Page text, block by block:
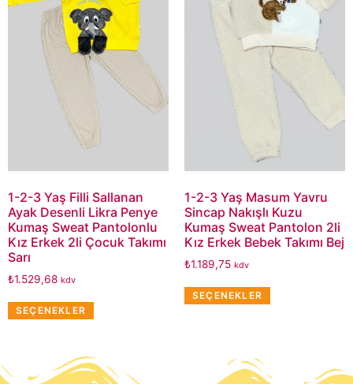
1-2-3 Yaş Filli Sallanan
Ayak Desenli Likra Penye
Kumaş Sweat Pantolonlu
Kız Erkek 2li Çocuk Takımı
Sarı
₺1.529,68 kdv
SEÇENEKLER
1-2-3 Yaş Masum Yavru
Sincap Nakışlı Kuzu
Kumaş Sweat Pantolon 2li
Kız Erkek Bebek Takımı Bej
₺1.189,75 kdv
SEÇENEKLER